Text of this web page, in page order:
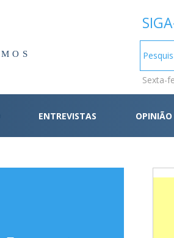
Sexta-
ENTREVISTAS OPINIÃO